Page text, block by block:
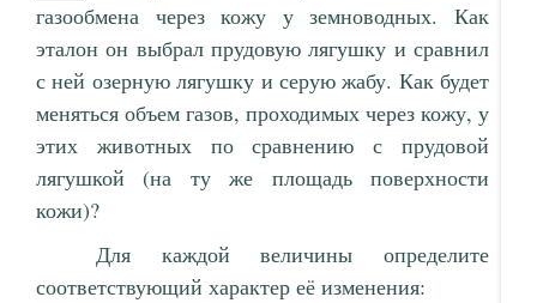
газообмена через кожу у земноводных. Как
эталон он выбрал прудовую лягушку и сравнил
с ней озерную лягушку и серую жабу. Как будет
меняться объем газов, проходимых через кожу, у
этих животных по сравнению с прудовой
лягушкой (на ту же площадь поверхности
кожи)?
Для каждой величины определите
соответствующий характер её изменения: